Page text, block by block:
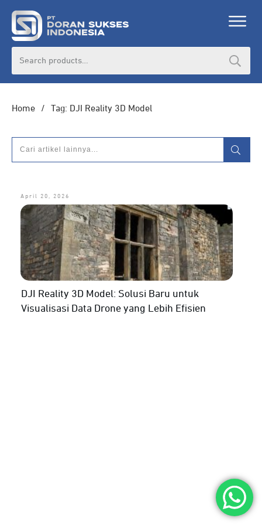
Home / Tag: DJI Reality 3D Model
April 20, 2026
DJI Reality 3D Model: Solusi Baru untuk
Visualisasi Data Drone yang Lebih Efisien